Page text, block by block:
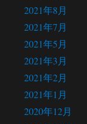
2021年8月
2021年7月
2021年5月
2021年3月
2021年2月
2021年1月
2020年12月